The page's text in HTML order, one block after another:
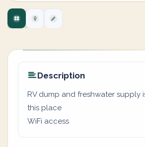
Description
RV dump and freshwater supply
this place
WiFi access